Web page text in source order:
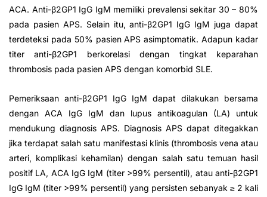
ACA. Anti-β2GP1 IgG IgM memiliki prevalensi sekitar 30 – 80%
pada pasien APS. Selain itu, anti-β2GP1 IgG IgM juga dapat
terdeteksi pada 50% pasien APS asimptomatik. Adapun kadar
titer anti-β2GP1 berkorelasi dengan tingkat keparahan
thrombosis pada pasien APS dengan komorbid SLE.
Pemeriksaan anti-β2GP1 IgG IgM dapat dilakukan bersama
dengan ACA IgG IgM dan lupus antikoagulan (LA) untuk
mendukung diagnosis APS. Diagnosis APS dapat ditegakkan
jika terdapat salah satu manifestasi klinis (thrombosis vena atau
arteri, komplikasi kehamilan) dengan salah satu temuan hasil
positif LA, ACA IgG IgM (titer >99% persentil), atau anti-β2GP1
IgG IgM (titer >99% persentil) yang persisten sebanyak ≥ 2 kali